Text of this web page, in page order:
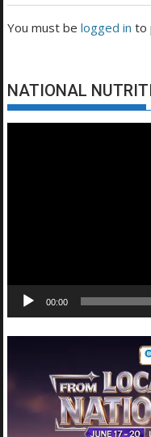
You must belogged in to
NATIONAL
00:00